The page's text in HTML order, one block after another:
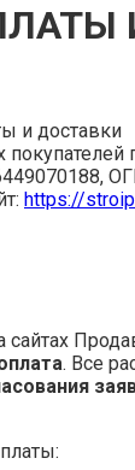
и доставки
покупателей
https://
сайтах
. Все